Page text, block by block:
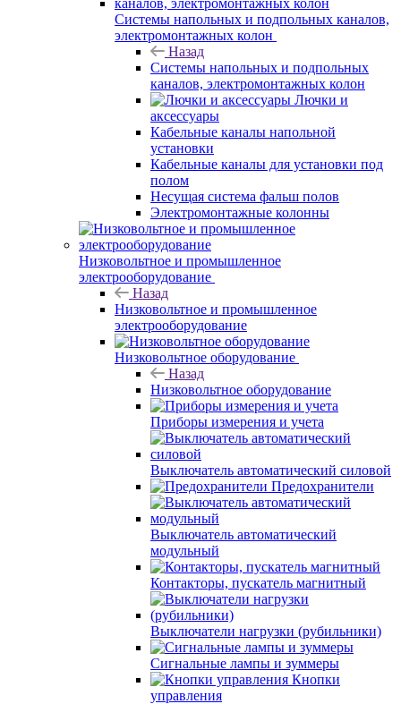
Системы напольных и подпольных каналов,
электромонтажных колон
Назад
Системы напольных и подпольных
каналов, электромонтажных колон
Лючки и
аксессуары
Кабельные каналы напольной
установки
Кабельные каналы для установки под
полом
Несущая система фальш полов
Электромонтажные колонны
Низковольтное и промышленное
электрооборудование
Назад
Низковольтное и промышленное
электрооборудование
Низковольтное оборудование
Назад
Низковольтное оборудование
Приборы измерения и учета
Выключатель автоматический силовой
Предохранители
Выключатель автоматический
модульный
Контакторы, пускатель магнитный
Выключатели нагрузки (рубильники)
Сигнальные лампы и зуммеры
Кнопки
управления